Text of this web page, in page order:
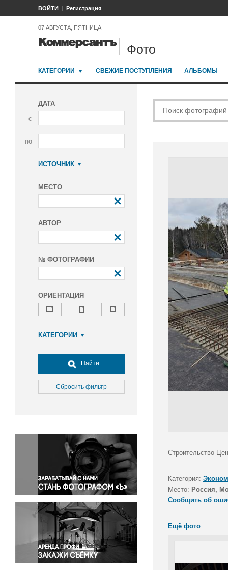
ВОЙТИ Регистрация
07 АВГУСТА, ПЯТНИЦА
Фото
КАТЕГОРИИ СВЕЖИЕ ПОСТУПЛЕНИЯ АЛЬБОМЫ
ДАТА
с
по
ИСТОЧНИК
МЕСТО
АВТОР
№ ФОТОГРАФИИ
ОРИЕНТАЦИЯ
КАТЕГОРИИ
Досуг, туризм и отдых
Культура
Медицина
Окружающая среда
Политика
Правосудие
Происшествия и конфликты
Религия
Светская жизнь
Спорт
Экология
Экономика и бизнес
Найти
Сбросить фильтр
Строительство
Категория:
Место: Россия,
Сообщить об
Ещё фото